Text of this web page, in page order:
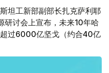
坦工新部副部长扎克萨利耶
研讨会上宣布，未来10年哈
过6000亿坚戈（约合40亿